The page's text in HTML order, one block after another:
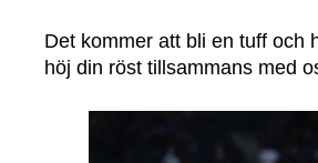
Det kommer att bli en tuff och
höj din röst tillsammans med